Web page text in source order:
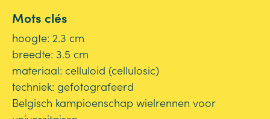
Mots clés
hoogte: 2.3 cm
breedte: 3.5 cm
materiaal: celluloid (cellulosic)
techniek: gefotografeerd
Belgisch kampioenschap wielrennen voor